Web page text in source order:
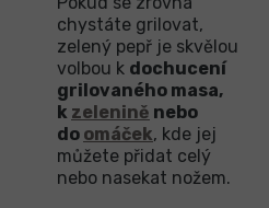
chystáte grilovat,
zelený pepř je skvělou
volbou k dochucení
grilovaného masa,
k zelenině nebo
do omáček, kde jej
můžete přidat celý
nebo nasekat nožem.